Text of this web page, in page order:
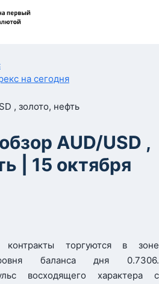
на сегодня
, золото, нефть
AUD/USD ,
| 15 октября
торгуются в зоне
баланса дня 0.7306.
восходящего характера с